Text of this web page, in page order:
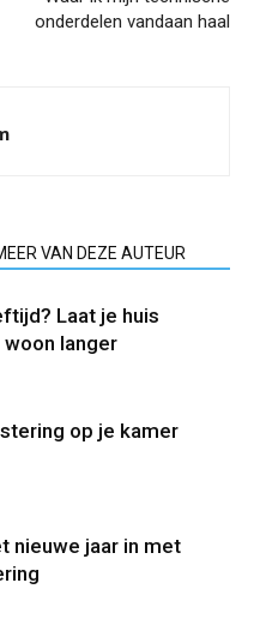
onderdelen vandaan haal
VAN DEZE AUTEUR
Laat je huis
woon langer
op je kamer
nieuwe jaar in met